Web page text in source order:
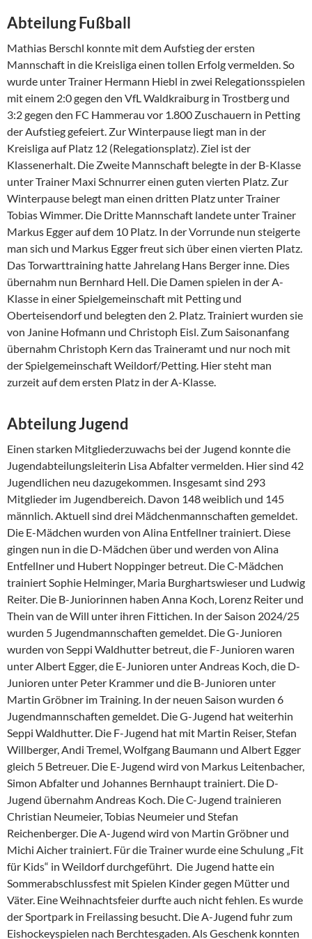
Abteilung Fußball
Mathias Berschl konnte mit dem Aufstieg der ersten
Mannschaft in die Kreisliga einen tollen Erfolg vermelden. So
wurde unter Trainer Hermann Hiebl in zwei Relegationsspielen
mit einem 2:0 gegen den VfL Waldkraiburg in Trostberg und
3:2 gegen den FC Hammerau vor 1.800 Zuschauern in Petting
der Aufstieg gefeiert. Zur Winterpause liegt man in der
Kreisliga auf Platz 12 (Relegationsplatz). Ziel ist der
Klassenerhalt. Die Zweite Mannschaft belegte in der B-Klasse
unter Trainer Maxi Schnurrer einen guten vierten Platz. Zur
Winterpause belegt man einen dritten Platz unter Trainer
Tobias Wimmer. Die Dritte Mannschaft landete unter Trainer
Markus Egger auf dem 10 Platz. In der Vorrunde nun steigerte
man sich und Markus Egger freut sich über einen vierten Platz.
Das Torwarttraining hatte Jahrelang Hans Berger inne. Dies
übernahm nun Bernhard Hell. Die Damen spielen in der A-
Klasse in einer Spielgemeinschaft mit Petting und
Oberteisendorf und belegten den 2. Platz. Trainiert wurden sie
von Janine Hofmann und Christoph Eisl. Zum Saisonanfang
übernahm Christoph Kern das Traineramt und nur noch mit
der Spielgemeinschaft Weildorf/Petting. Hier steht man
zurzeit auf dem ersten Platz in der A-Klasse.
Abteilung Jugend
Einen starken Mitgliederzuwachs bei der Jugend konnte die
Jugendabteilungsleiterin Lisa Abfalter vermelden. Hier sind 42
Jugendlichen neu dazugekommen. Insgesamt sind 293
Mitglieder im Jugendbereich. Davon 148 weiblich und 145
männlich. Aktuell sind drei Mädchenmannschaften gemeldet.
Die E-Mädchen wurden von Alina Entfellner trainiert. Diese
gingen nun in die D-Mädchen über und werden von Alina
Entfellner und Hubert Noppinger betreut. Die C-Mädchen
trainiert Sophie Helminger, Maria Burghartswieser und Ludwig
Reiter. Die B-Juniorinnen haben Anna Koch, Lorenz Reiter und
Thein van de Will unter ihren Fittichen. In der Saison 2024/25
wurden 5 Jugendmannschaften gemeldet. Die G-Junioren
wurden von Seppi Waldhutter betreut, die F-Junioren waren
unter Albert Egger, die E-Junioren unter Andreas Koch, die D-
Junioren unter Peter Krammer und die B-Junioren unter
Martin Gröbner im Training. In der neuen Saison wurden 6
Jugendmannschaften gemeldet. Die G-Jugend hat weiterhin
Seppi Waldhutter. Die F-Jugend hat mit Martin Reiser, Stefan
Willberger, Andi Tremel, Wolfgang Baumann und Albert Egger
gleich 5 Betreuer. Die E-Jugend wird von Markus Leitenbacher,
Simon Abfalter und Johannes Bernhaupt trainiert. Die D-
Jugend übernahm Andreas Koch. Die C-Jugend trainieren
Christian Neumeier, Tobias Neumeier und Stefan
Reichenberger. Die A-Jugend wird von Martin Gröbner und
Michi Aicher trainiert. Für die Trainer wurde eine Schulung „Fit
für Kids“ in Weildorf durchgeführt. Die Jugend hatte ein
Sommerabschlussfest mit Spielen Kinder gegen Mütter und
Väter. Eine Weihnachtsfeier durfte auch nicht fehlen. Es wurde
der Sportpark in Freilassing besucht. Die A-Jugend fuhr zum
Eishockeyspielen nach Berchtesgaden. Als Geschenk konnten